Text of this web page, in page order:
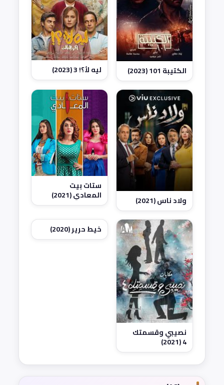
الكتيبة 101 (2023) ليه لأ؟! 3 (2023)
ولاد ناس (2021)
ستات بيت
المعادي (2021)
نصيبي وقسمتك
4 (2021)
خيط حرير (2020)